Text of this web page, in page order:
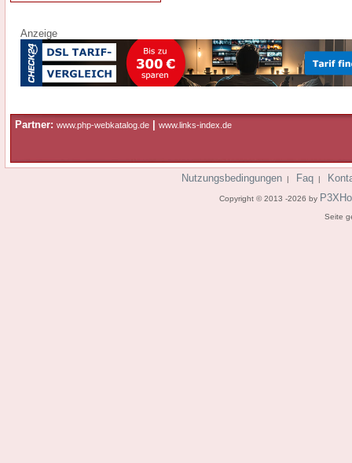
Anzeige
Partner: www.php-webkatalog.de www.links-index.de
Nutzungsbedingungen | Faq |
Copyright © 2013 -2026 by
Seite